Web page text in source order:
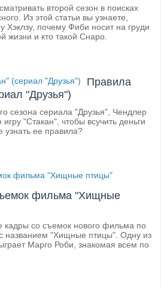
второй сезон в поисках
Из этой статьи вы узнаете,
Хэклзу, почему Фиби носит на груди
жизни и кто такой Снаро.
Правила
"Друзья")
сезона сериала "Друзья", Чендлер
"Стакан", чтобы всучить деньги
узнать ее правила?
фильма "Хищные
кадры со съемок нового фильма по
названием "Хищные птицы". Одну из
Марго Роби, знакомая всем по